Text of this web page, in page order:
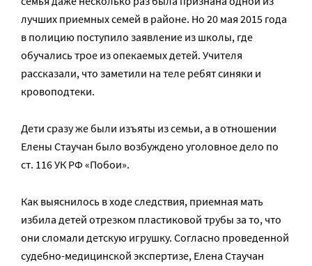
лучших приемных семей в районе. Но 20 мая 2015 года
в полицию поступило заявление из школы, где
обучались трое из опекаемых детей. Учителя
рассказали, что заметили на теле ребят синяки и
кровоподтеки.
Дети сразу же были изъяты из семьи, а в отношении
Елены Стаучан было возбуждено уголовное дело по
ст. 116 УК РФ «Побои».
Как выяснилось в ходе следствия, приемная мать
избила детей отрезком пластиковой трубы за то, что
они сломали детскую игрушку. Согласно проведенной
судебно-медицинской экспертизе, Елена Стаучан